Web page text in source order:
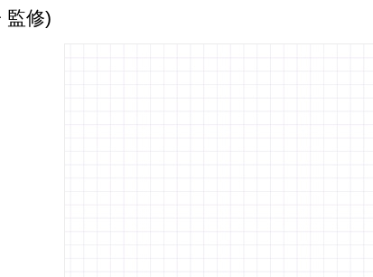
監修)